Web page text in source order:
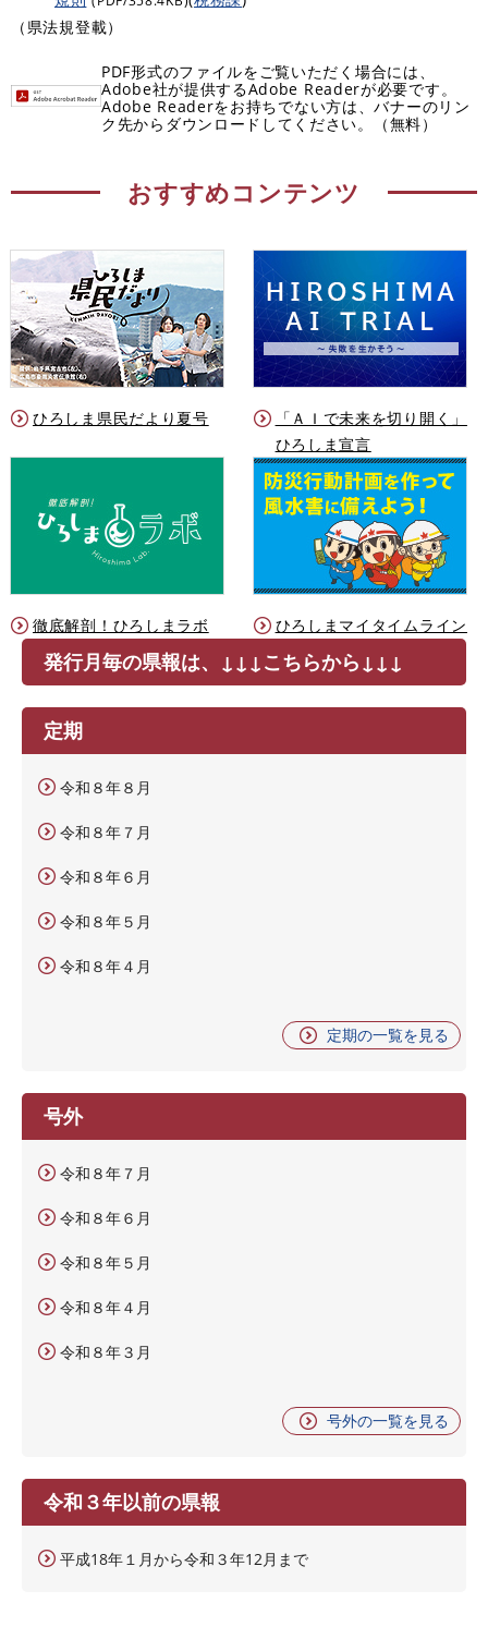
（県法規登載）
PDF形式のファイルをご覧いただく場合には、
Adobe社が提供するAdobe Readerが必要です。
Adobe Readerをお持ちでない方は、バナーのリン
ク先からダウンロードしてください。（無料）
おすすめコンテンツ
ひろしま県民だより夏号
「ＡＩで未来を切り開く」
ひろしま宣言
徹底解剖！ひろしまラボ ひろしまマイタイムライン
発行月毎の県報は、↓↓↓こちらから↓↓↓
定期
令和８年８月
令和８年７月
令和８年６月
令和８年５月
令和８年４月
定期の一覧を見る
号外
令和８年７月
令和８年６月
令和８年５月
令和８年４月
令和８年３月
号外の一覧を見る
令和３年以前の県報
平成18年１月から令和３年12月まで